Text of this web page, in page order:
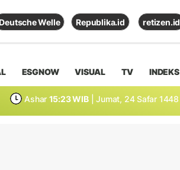
Deutsche Welle Republika.id retizen.id
ESGNOW VISUAL TV INDEKS
Ashar 15:23 WIB | Jumat, 24 Safar 1448